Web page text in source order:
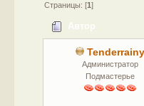
Страницы: [1 ]
Автор
Tenderrainy
Администратор
Подмастерье